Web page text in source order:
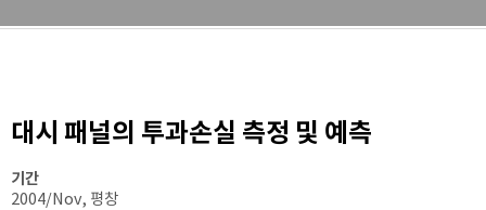
대시 패널의 투과손실 측정 및 예측
기간
2004/Nov, 평창